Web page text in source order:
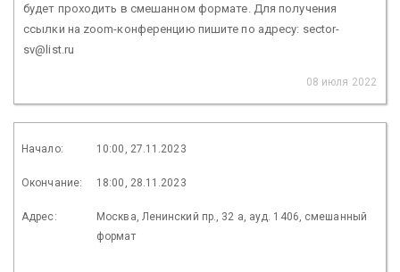
будет проходить в смешанном формате. Для получения
ссылки на zoom-конференцию пишите по адресу: sector-
sv@list.ru
08 июля 2022
Начало: 10:00, 27.11.2023
Окончание: 18:00, 28.11.2023
Адрес:
Москва, Ленинский пр., 32 а, ауд. 1406, смешанный
формат